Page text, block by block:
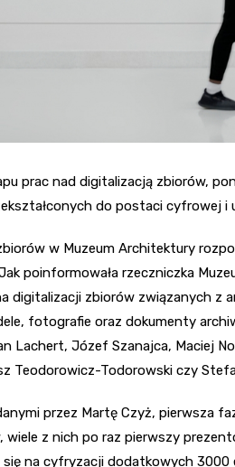
prac nad digitalizacją zbiorów,
do postaci
w Muzeum Architektury
poinformowała rzeczniczka
digitalizacji zbiorów związanych z
fotografie oraz dokumenty
Lachert, Józef Szanajca, Maciej
Teodorowicz-Todorowski czy
przez Martę Czyż, pierwsza
z nich po raz pierwszy
się na cyfryzacji dodatkowych